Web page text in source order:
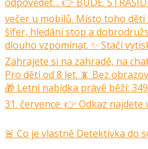
🚨 Co je vlastně Detektivka do